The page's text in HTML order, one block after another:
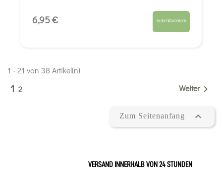
6,95 € In den Warenkorb
1 - 21 von 38 Artikel(n)
1 2 Weiter
Zum Seitenanfang 
VERSAND INNERHALB VON 24 STUNDEN